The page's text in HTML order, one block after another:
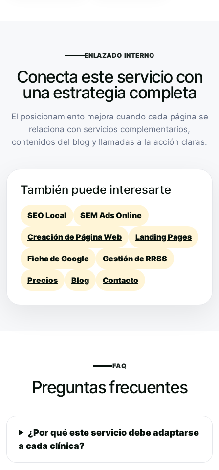
ENLAZADO INTERNO
Conecta este servicio con
una estrategia completa
El posicionamiento mejora cuando cada página se
relaciona con servicios complementarios,
contenidos del blog y llamadas a la acción claras.
También puede interesarte
SEO Local SEM Ads Online
Creación de Página Web Landing Pages
Ficha de Google Gestión de RRSS
Precios Blog Contacto
FAQ
Preguntas frecuentes
¿Por qué este servicio debe adaptarse
a cada clínica?